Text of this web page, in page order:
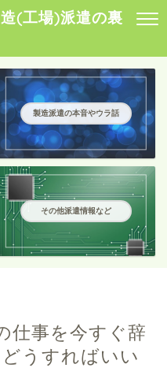
(工場)派遣の裏
製造派遣の本音やウラ話
その他派遣情報など
仕事を今すぐ辞
うすればいい